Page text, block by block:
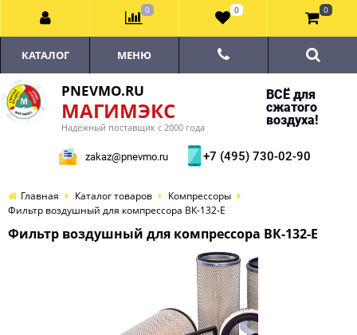
PNEVMO.RU
МАГИМЭКС
Надёжный поставщик с 2000 года
ВСЁ для
сжатого
воздуха!
zakaz@pnevmo.ru +7 (495) 730-02-90
КАТАЛОГ МЕНЮ
Главная Каталог товаров
Компрессоры
Фильтр воздушный для компрессора ВК-132-E
Фильтр воздушный для компрессора ВК-132-E
0 0 0